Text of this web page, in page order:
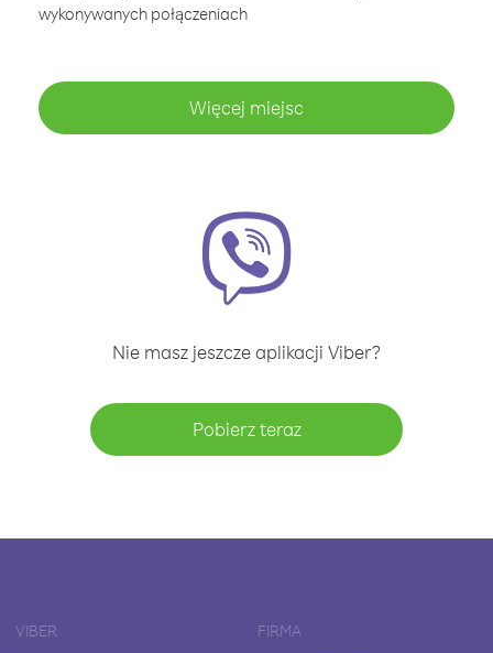
wykonywanych połączeniach
Więcej miejsc
Nie masz jeszcze aplikacji Viber?
Pobierz teraz
VIBER FIRMA